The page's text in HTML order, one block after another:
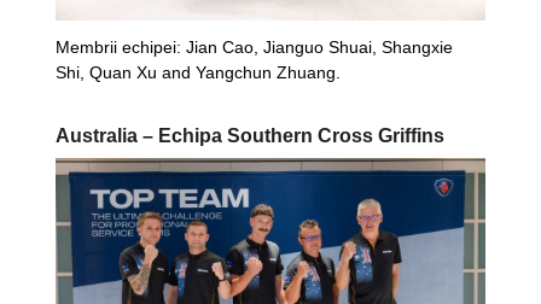
Membrii echipei: Jian Cao, Jianguo Shuai, Shangxie
Shi, Quan Xu and Yangchun Zhuang.
Australia – Echipa Southern Cross Griffins